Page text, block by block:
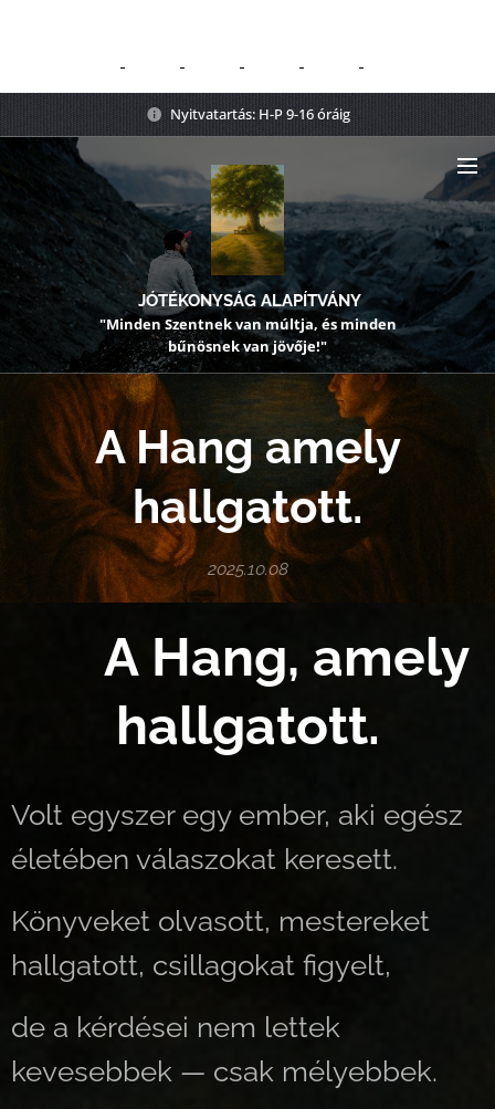
Nyitvatartás: H-P 9-16 óráig
JÓTÉKONYSÁG ALAPÍTVÁNY
"Minden Szentnek van múltja, és minden
bűnösnek van jövője!"
A Hang amely
hallgatott.
2025.10.08
🌌 A Hang, amely
hallgatott.
Volt egyszer egy ember, aki egész
életében válaszokat keresett.
Könyveket olvasott, mestereket
hallgatott, csillagokat figyelt,
de a kérdései nem lettek
kevesebbek — csak mélyebbek.